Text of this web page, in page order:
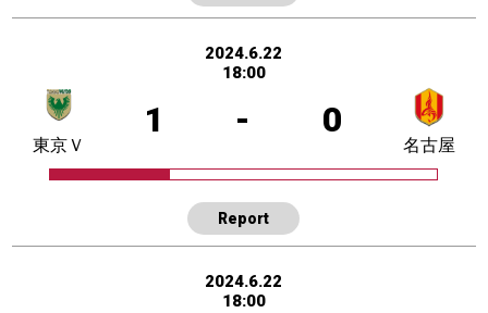
2024.6.22
18:00
1 - 0
東京Ｖ 名古屋
Report
2024.6.22
18:00